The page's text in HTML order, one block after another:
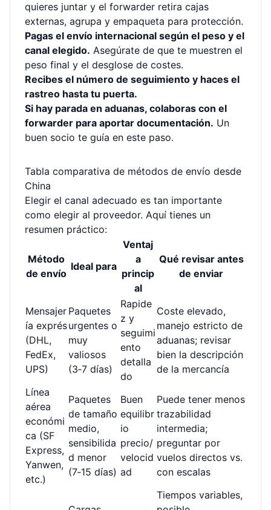
quieres juntar y el forwarder retira cajas
externas, agrupa y empaqueta para protección.
Pagas el envío internacional según el peso y el
canal elegido. Asegúrate de que te muestren el
peso final y el desglose de costes.
Recibes el número de seguimiento y haces el
rastreo hasta tu puerta.
Si hay parada en aduanas, colaboras con el
forwarder para aportar documentación. Un
buen socio te guía en este paso.
Tabla comparativa de métodos de envío desde
China
Elegir el canal adecuado es tan importante
como elegir al proveedor. Aquí tienes un
resumen práctico:
Método
de envío
Ideal para
Ventaj
a
princip
al
Qué revisar antes
de enviar
Mensajer
ía exprés
(DHL,
FedEx,
UPS)
Paquetes
urgentes o
muy
valiosos
(3‑7 días)
Rapide
z y
seguimi
ento
detalla
do
Coste elevado,
manejo estricto de
aduanas; revisar
bien la descripción
de la mercancía
Línea
aérea
económi
ca (SF
Express,
Yanwen,
etc.)
Paquetes
de tamaño
medio,
sensibilida
d menor
(7‑15 días)
Buen
equilibr
io
precio/
velocid
ad
Puede tener menos
trazabilidad
intermedia;
preguntar por
vuelos directos vs.
con escalas
Tiempos variables,